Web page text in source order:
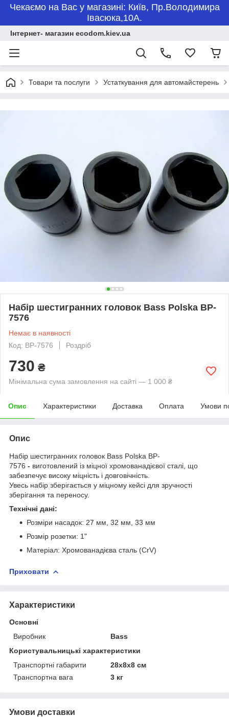
Чекаємо на Вас у магазині: Київ, Пр.Володимира
Івасюка,10А.
Інтернет- магазин ecodom.kiev.ua
Товари та послуги Устаткування для автомайстерень
Набір шестигранних головок Bass Polska BP-
7576
Немає в наявності
Код: BP-7576
Роздріб
730 ₴
Мінімальна сума замовлення на сайті — 1 000 ₴
Опис Характеристики Доставка Оплата Умови
Опис
Набір шестигранних головок Bass Polska BP-
7576 - виготовлений із міцної хромованадієвої сталі, що
забезпечує високу міцність і довговічність.
Увесь набір зберігається у міцному кейсі для зручності
зберігання та переносу.
Технічні дані:
Розміри насадок: 27 мм, 32 мм, 33 мм
Розмір розетки: 1"
Матеріал: Хромованадієва сталь (CrV)
Приховати
Характеристики
Основні
Виробник
Bass
Користувальницькі характеристики
Транспортні габарити
28х8х8 см
Транспортна вага
3 кг
Умови доставки